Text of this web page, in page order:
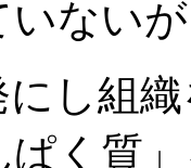
ない
し組
ぱく質